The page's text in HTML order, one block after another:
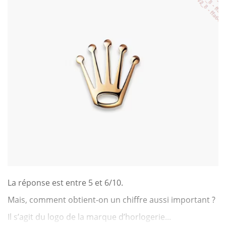
La réponse est entre 5 et 6/10.
Mais, comment obtient-on un chiffre aussi important ?
Il s’agit du logo de la marque d’horlogerie...